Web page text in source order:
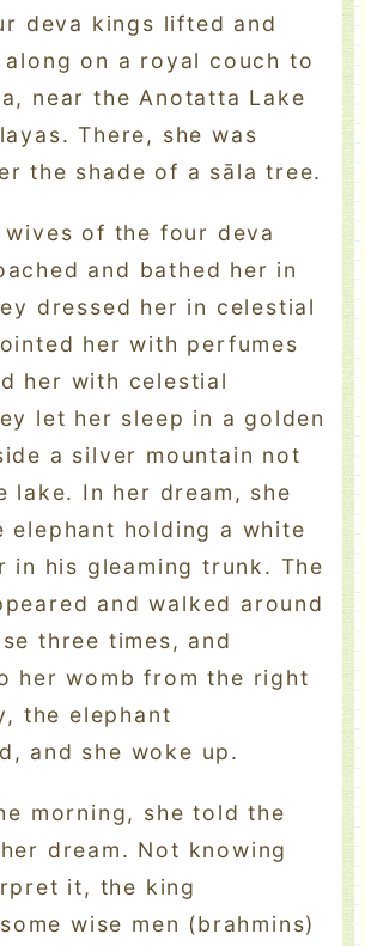
deva kings lifted and
on a royal couch to
near the Anotatta Lake
There, she was
the shade of a sāla tree.
wives of the four deva
and bathed her in
dressed her in celestial
her with perfumes
her with celestial
let her sleep in a golden
a silver mountain not
lake. In her dream, she
elephant holding a white
in his gleaming trunk. The
and walked around
three times, and
her womb from the right
the elephant
and she woke up.
morning, she told the
dream. Not knowing
it, the king
wise men (brahmins)